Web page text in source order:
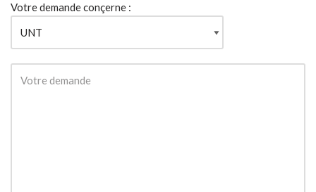
Votre demande conçerne :